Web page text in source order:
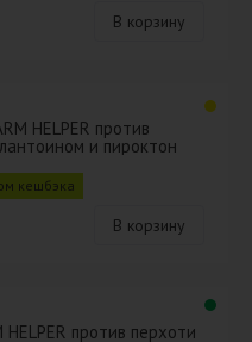
В корзину
HELPER против
и пироктон
кешбэка
В корзину
HELPER против перхоти